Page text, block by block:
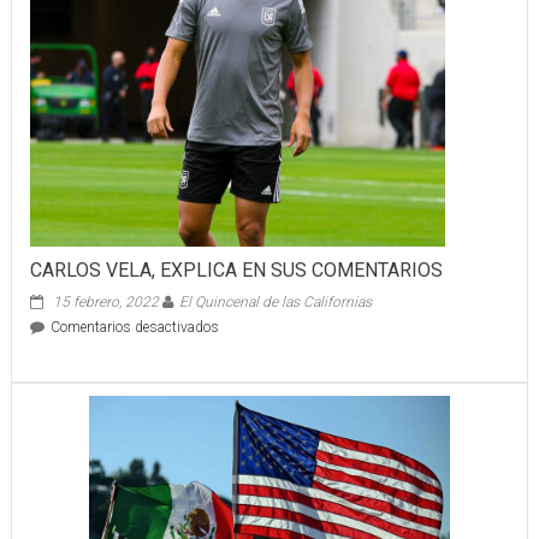
CARLOS VELA, EXPLICA EN SUS COMENTARIOS
15 febrero, 2022
El Quincenal de las Californias
Comentarios desactivadosen
EN
SUS
COMENTARIOS